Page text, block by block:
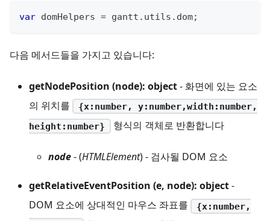
var domHelpers = gantt . utils . dom;
다음 메서드들을 가지고 있습니다:
getNodePosition (node): object- 화면에 있는 요소
의 위치를
{x:number, y:number,width:number,
height:number}
형식의 객체로 반환합니다
node- (HTMLElement) - 검사될 DOM 요소
getRelativeEventPosition (e, node): object-
DOM 요소에 상대적인 마우스 좌표를
{x:number,